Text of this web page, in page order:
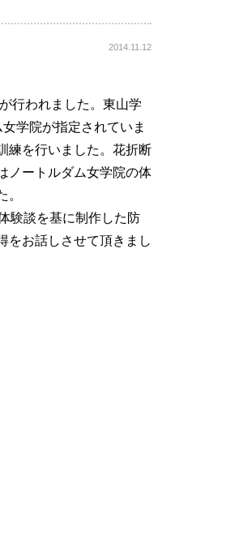
2014.11.12
行われました。東山学
学院が指定されていま
練を行いました。花折断
ノートルダム女学院の体
。
験談を基に制作した防
をお話しさせて頂きまし